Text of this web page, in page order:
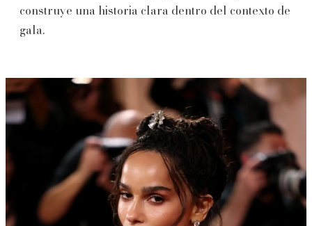
construye una historia clara dentro del contexto de
gala.